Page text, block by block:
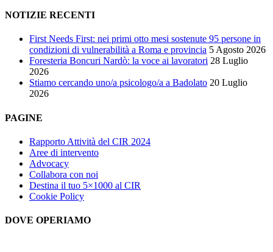
NOTIZIE RECENTI
First Needs First: nei primi otto mesi sostenute 95 persone in
condizioni di vulnerabilità a Roma e provincia 5 Agosto 2026
Foresteria Boncuri Nardò: la voce ai lavoratori 28 Luglio
2026
Stiamo cercando uno/a psicologo/a a Badolato 20 Luglio
2026
PAGINE
Rapporto Attività del CIR 2024
Aree di intervento
Advocacy
Collabora con noi
Destina il tuo 5×1000 al CIR
Cookie Policy
DOVE OPERIAMO